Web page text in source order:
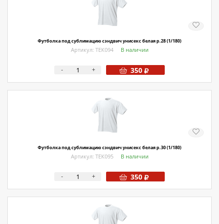
Футболка под сублимацию сэндвич унисекс белая р.28 (1/180)
Артикул: ТЕК094 В наличии
- + 350
Футболка под сублимацию сэндвич унисекс белая р.30 (1/180)
Артикул: ТЕК095 В наличии
- + 350